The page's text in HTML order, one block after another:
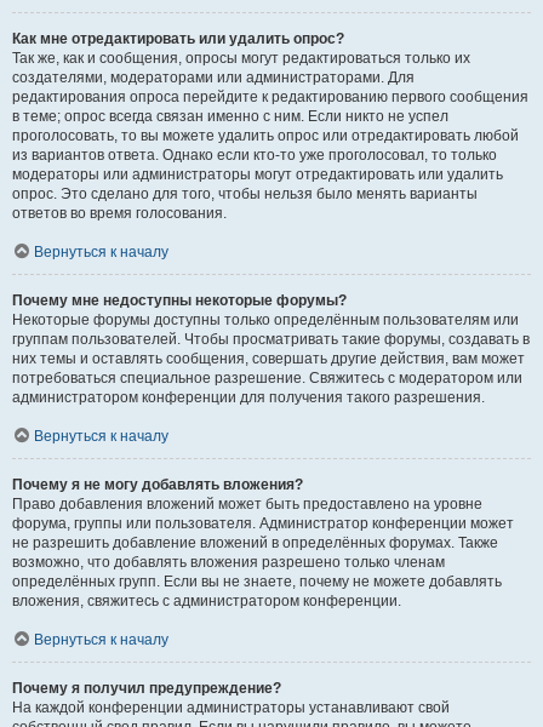
Как мне отредактировать или удалить опрос?
Так же, как и сообщения, опросы могут редактироваться только их
создателями, модераторами или администраторами. Для
редактирования опроса перейдите к редактированию первого сообщения
в теме; опрос всегда связан именно с ним. Если никто не успел
проголосовать, то вы можете удалить опрос или отредактировать любой
из вариантов ответа. Однако если кто-то уже проголосовал, то только
модераторы или администраторы могут отредактировать или удалить
опрос. Это сделано для того, чтобы нельзя было менять варианты
ответов во время голосования.
Вернуться к началу
Почему мне недоступны некоторые форумы?
Некоторые форумы доступны только определённым пользователям или
группам пользователей. Чтобы просматривать такие форумы, создавать в
них темы и оставлять сообщения, совершать другие действия, вам может
потребоваться специальное разрешение. Свяжитесь с модератором или
администратором конференции для получения такого разрешения.
Вернуться к началу
Почему я не могу добавлять вложения?
Право добавления вложений может быть предоставлено на уровне
форума, группы или пользователя. Администратор конференции может
не разрешить добавление вложений в определённых форумах. Также
возможно, что добавлять вложения разрешено только членам
определённых групп. Если вы не знаете, почему не можете добавлять
вложения, свяжитесь с администратором конференции.
Вернуться к началу
Почему я получил предупреждение?
На каждой конференции администраторы устанавливают свой